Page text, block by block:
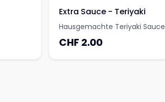
Extra Sauce - Teriyaki
Hausgemachte Teriyaki Sauce
CHF 2.00